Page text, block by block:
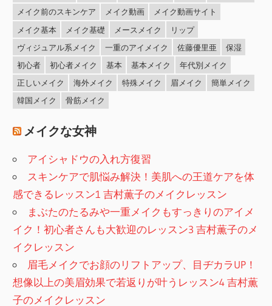
メイク前のスキンケア
メイク動画
メイク動画サイト
メイク基本
メイク基礎 メースメイク
リップ
ヴィジュアル系メイク
一重のアイメイク 佐藤優里亜
保湿
初心者
初心者メイク 基本 基本メイク
年代別メイク
正しいメイク
海外メイク 特殊メイク 眉メイク
簡単メイク
韓国メイク
骨筋メイク
メイクな女神
アイシャドウの入れ方復習
スキンケアで肌悩み解決！美肌への王道ケアを体
感できるレッスン1 吉村薫子のメイクレッスン
まぶたのたるみや一重メイクもすっきりのアイメ
イク！初心者さんも大歓迎のレッスン3 吉村薫子のメ
イクレッスン
眉毛メイクでお顔のリフトアップ、目ヂカラUP！
想像以上の美眉効果で若返りが叶うレッスン4 吉村薫
子のメイクレッスン